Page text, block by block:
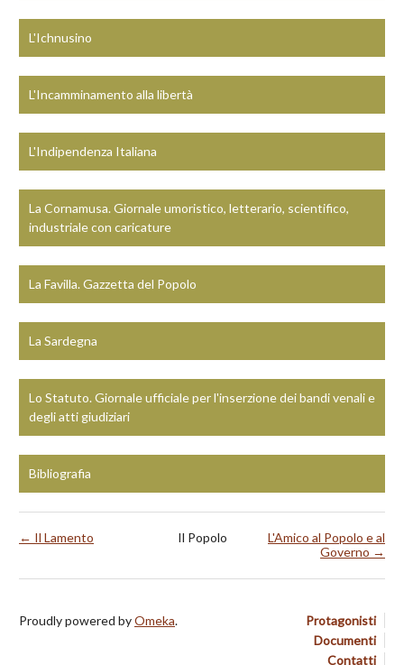
L'Ichnusino
L'Incamminamento alla libertà
L'Indipendenza Italiana
La Cornamusa. Giornale umoristico, letterario, scientifico,
industriale con caricature
La Favilla. Gazzetta del Popolo
La Sardegna
Lo Statuto. Giornale ufficiale per l'inserzione dei bandi venali e
degli atti giudiziari
Bibliografia
← Il Lamento
L'Amico al Popolo e al
Governo →
Il Popolo
Protagonisti
Documenti
Contatti
Proudly powered byOmeka.